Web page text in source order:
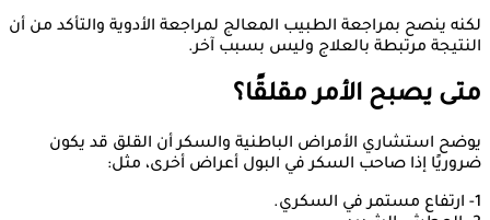
لكنه ينصح بمراجعة الطبيب المعالج لمراجعة الأدوية والتأكد من أن
النتيجة مرتبطة بالعلاج وليس بسبب آخر.
متى يصبح الأمر مقلقًا؟
يوضح استشاري الأمراض الباطنية والسكر أن القلق قد يكون
ضروريًا إذا صاحب السكر في البول أعراض أخرى، مثل:
1- ارتفاع مستمر في السكري.